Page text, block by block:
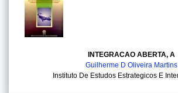
INTEGRACAO ABERTA, A
Guilherme D Oliveira Martins
Instituto De Estudos Estrategicos E